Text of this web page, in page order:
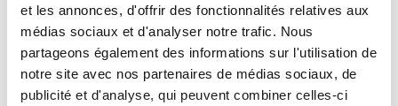
et les annonces, d'offrir des fonctionnalités relatives aux
médias sociaux et d'analyser notre trafic. Nous
partageons également des informations sur l'utilisation de
notre site avec nos partenaires de médias sociaux, de
publicité et d'analyse, qui peuvent combiner celles-ci
Câble pour batterie externe, 2 m
Sélectionner la quantité